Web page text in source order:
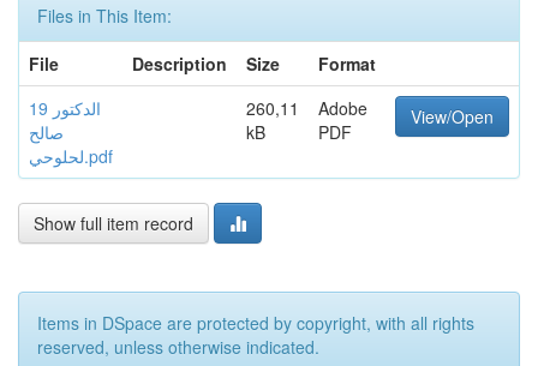
Files in This Item:
File
Description Size
Format
19 الدكتور
صالح
لحلوحي.pdf
260,11
kB
Adobe
PDF
View/Open
Show full item record
Items in DSpace are protected by copyright, with all rights
reserved, unless otherwise indicated.